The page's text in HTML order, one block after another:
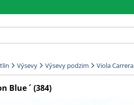
Výsevy Výsevy podzim Viola Carrera
Blue ´ (384)